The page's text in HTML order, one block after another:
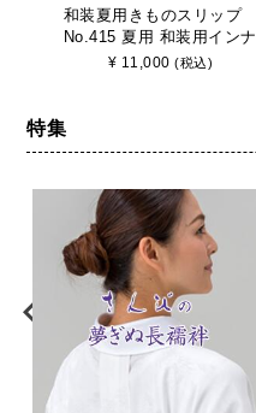
和装夏用きものスリップ
No.415 夏用 和装用インナ
ー さんび 日本製
¥ 11,000 (税込)
特集